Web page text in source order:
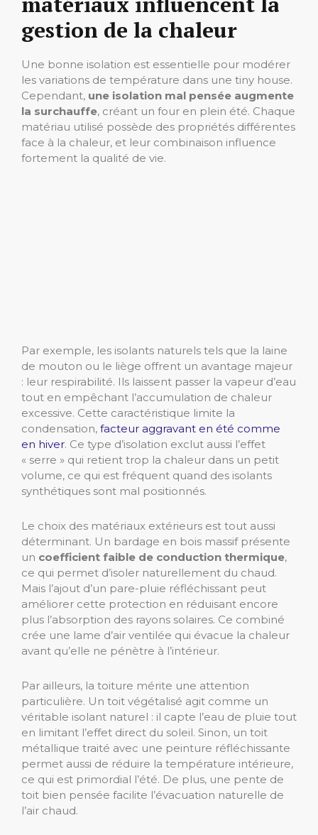
gestion de la chaleur
Une bonne isolation est essentielle pour modérer
les variations de température dans une tiny house.
Cependant, une isolation mal pensée augmente
la surchauffe, créant un four en plein été. Chaque
matériau utilisé possède des propriétés différentes
face à la chaleur, et leur combinaison influence
fortement la qualité de vie.
Par exemple, les isolants naturels tels que la laine
de mouton ou le liège offrent un avantage majeur
: leur respirabilité. Ils laissent passer la vapeur d’eau
tout en empêchant l’accumulation de chaleur
excessive. Cette caractéristique limite la
condensation, facteur aggravant en été comme
en hiver. Ce type d’isolation exclut aussi l’effet
« serre » qui retient trop la chaleur dans un petit
volume, ce qui est fréquent quand des isolants
synthétiques sont mal positionnés.
Le choix des matériaux extérieurs est tout aussi
déterminant. Un bardage en bois massif présente
un coefficient faible de conduction thermique,
ce qui permet d’isoler naturellement du chaud.
Mais l’ajout d’un pare-pluie réfléchissant peut
améliorer cette protection en réduisant encore
plus l’absorption des rayons solaires. Ce combiné
crée une lame d’air ventilée qui évacue la chaleur
avant qu’elle ne pénètre à l’intérieur.
Par ailleurs, la toiture mérite une attention
particulière. Un toit végétalisé agit comme un
véritable isolant naturel : il capte l’eau de pluie tout
en limitant l’effet direct du soleil. Sinon, un toit
métallique traité avec une peinture réfléchissante
permet aussi de réduire la température intérieure,
ce qui est primordial l’été. De plus, une pente de
toit bien pensée facilite l’évacuation naturelle de
l’air chaud.